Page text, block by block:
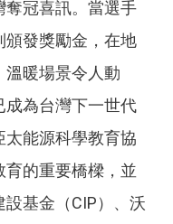
奪冠喜訊。當選手
頒發獎勵金，在地
溫暖場景令人動
成為台灣下一世代
能源科學教育協
的重要橋樑，並
基金（CIP）、沃